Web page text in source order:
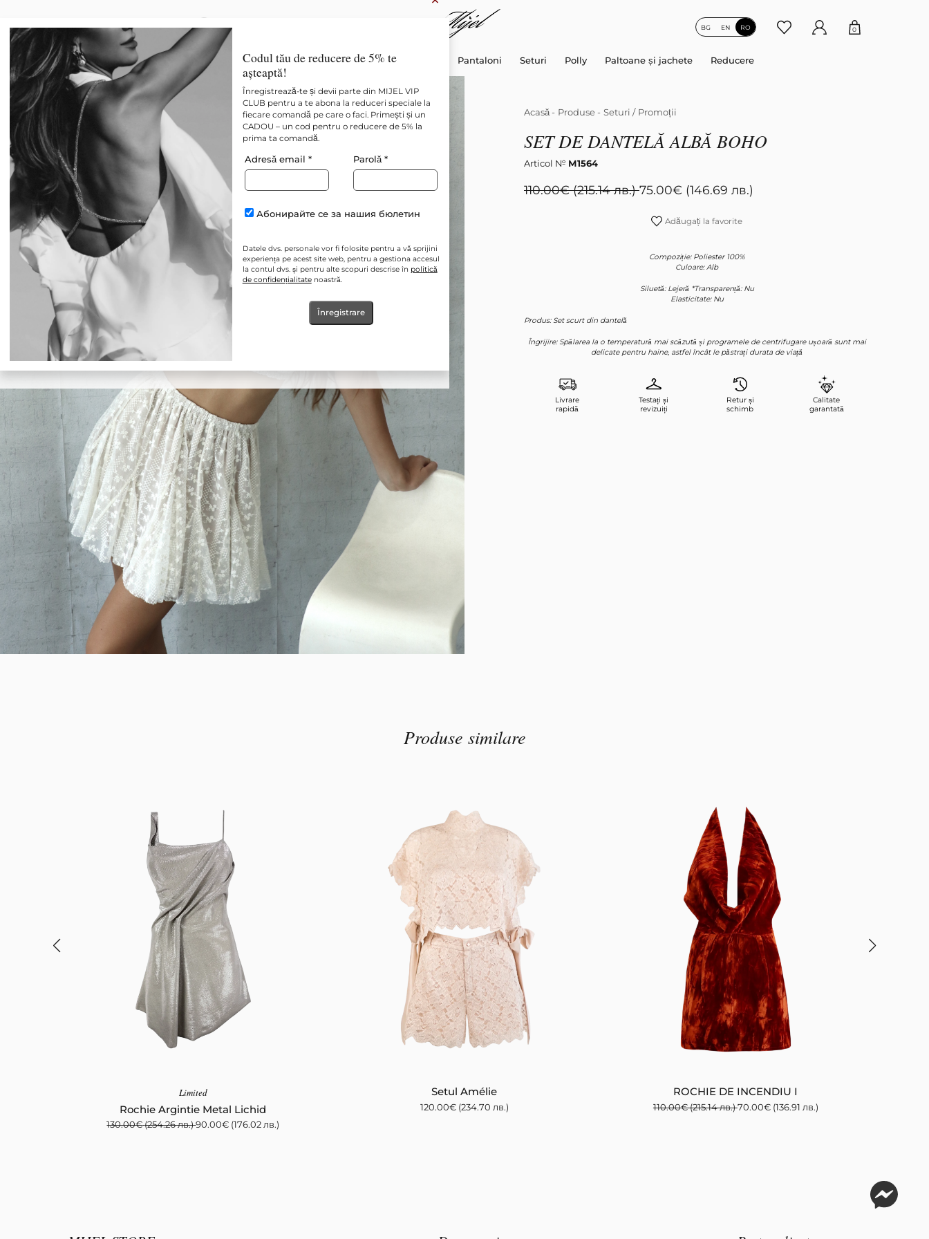
EN
BG RO 0
Nou Toate Best sellers Rochii Cămăși și Topuri Pantaloni Seturi Polly Paltoane și jachete Reducere
Acasă- Produse- Seturi / Promoții
SET DE DANTELĂ ALBĂ BOHO
Articol № М1564
110.00€ (215.14 лв.) 75.00€ (146.69 лв.)
Adăugați la favorite
Compoziție: Poliester 100%
Culoare: Alb
Siluetă: Lejeră *Transparență: Nu
Elasticitate: Nu
Produs: Set scurt din dantelă
Îngrijire: Spălarea la o temperatură mai scăzută și programele de centrifugare ușoară sunt mai
delicate pentru haine, astfel încât le păstrați durata de viață
Livrare
rapidă
Testați și
revizuiți
Retur și
schimb
Calitate
garantată
Produse similare
Limited
Rochie Argintie Metal Lichid
130.00€(254.26 лв.)90.00€ (176.02 лв.)
Setul Amélie
120.00€ (234.70 лв.)
ROCHIE DE INCENDIU I
110.00€(215.14 лв.)70.00€ (136.91 лв.)
Codul tău de reducere de 5% te
așteaptă!
Înregistrează-te și devii parte din MIJEL VIP
CLUB pentru a te abona la reduceri speciale la
fiecare comandă pe care o faci. Primești și un
CADOU – un cod pentru o reducere de 5% la
prima ta comandă.
Adresă email * Parolă *
Абонирайте се за нашия бюлетин
Datele dvs. personale vor fi folosite pentru a vă sprijini
experiența pe acest site web, pentru a gestiona accesul
la contul dvs. și pentru alte scopuri descrise în politică
de confidențialitatenoastră.
Înregistrare